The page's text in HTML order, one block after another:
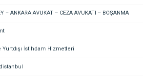
AJANSI, SOSYAL MEDYA AJANSI, 360
– ANKARA AVUKAT – CEZA AVUKATI – BOŞANMA
Yurtdışı İstihdam Hizmetleri